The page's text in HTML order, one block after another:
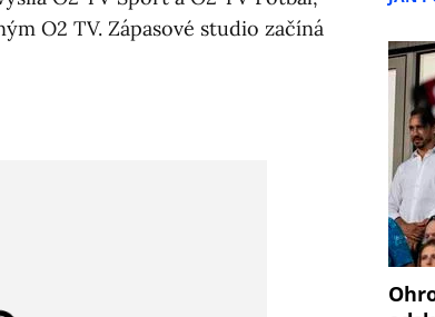
O2 TV. Zápasové studio začíná